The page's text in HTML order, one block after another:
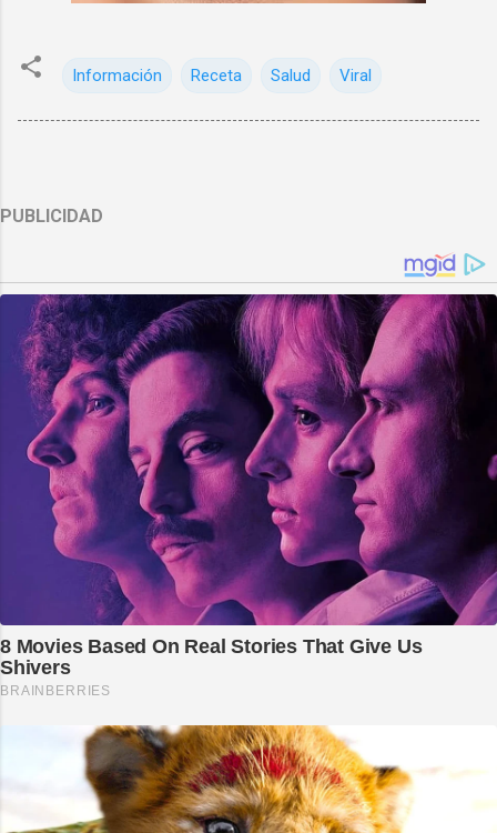
Información Receta Salud Viral
PUBLICIDAD